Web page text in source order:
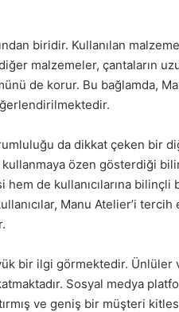
biridir. Kullanılan
malzemeler, çantaların
de korur. Bu bağlamda,
da dikkat çeken bir
özen gösterdiği
hem de kullanıcılarına
Manu Atelier’i
bir ilgi görmektedir. Ünlüler
Sosyal medya
ve geniş bir müşteri